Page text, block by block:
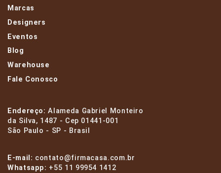
Marcas
Designers
Eventos
Blog
Warehouse
Fale Conosco
Endereço:Alameda Gabriel Monteiro
da Silva, 1487 - Cep 01441-001
São Paulo - SP - Brasil
E-mail: contato@firmacasa.com.br
Whatsapp: +55 11 99954 1412